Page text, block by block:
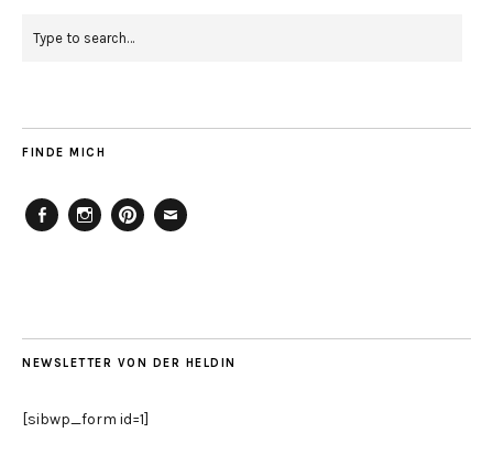
FINDE MICH
NEWSLETTER VON DER HELDIN
[sibwp_form id=1]